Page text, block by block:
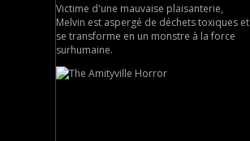
Victime d'une mauvaise plaisanterie,
Melvin est aspergé de déchets toxiques et
se transforme en un monstre à la force
surhumaine.